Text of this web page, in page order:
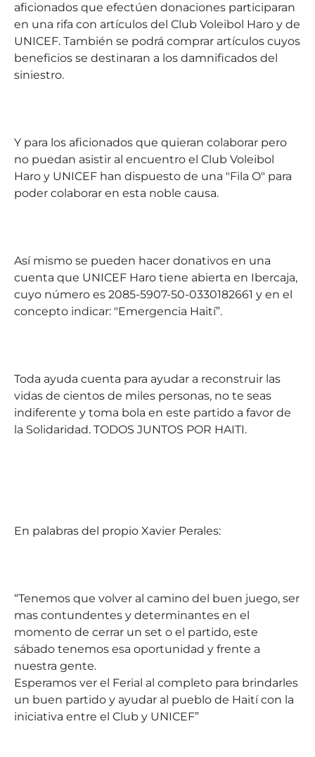
aficionados que efectúen donaciones participaran
en una rifa con artículos del Club Voleibol Haro y de
UNICEF. También se podrá comprar artículos cuyos
beneficios se destinaran a los damnificados del
siniestro.
Y para los aficionados que quieran colaborar pero
no puedan asistir al encuentro el Club Voleibol
Haro y UNICEF han dispuesto de una "Fila O" para
poder colaborar en esta noble causa.
Así mismo se pueden hacer donativos en una
cuenta que UNICEF Haro tiene abierta en Ibercaja,
cuyo número es 2085-5907-50-0330182661 y en el
concepto indicar: "Emergencia Haití”.
Toda ayuda cuenta para ayudar a reconstruir las
vidas de cientos de miles personas, no te seas
indiferente y toma bola en este partido a favor de
la Solidaridad. TODOS JUNTOS POR HAITI.
En palabras del propio Xavier Perales:
“Tenemos que volver al camino del buen juego, ser
mas contundentes y determinantes en el
momento de cerrar un set o el partido, este
sábado tenemos esa oportunidad y frente a
nuestra gente.
Esperamos ver el Ferial al completo para brindarles
un buen partido y ayudar al pueblo de Haití con la
iniciativa entre el Club y UNICEF”